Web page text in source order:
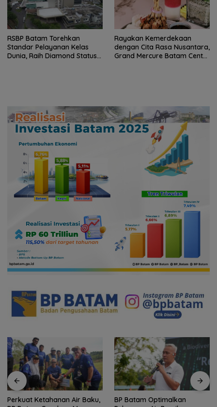
RSBP Batam Torehkan
Standar Pelayanan Kelas
Dunia, Raih Diamond Status
Rayakan Kemerdekaan
dengan Cita Rasa Nusantara,
Grand Mercure Batam Centre
Perkuat Ketahanan Air Baku,
BP Batam Optimalkan